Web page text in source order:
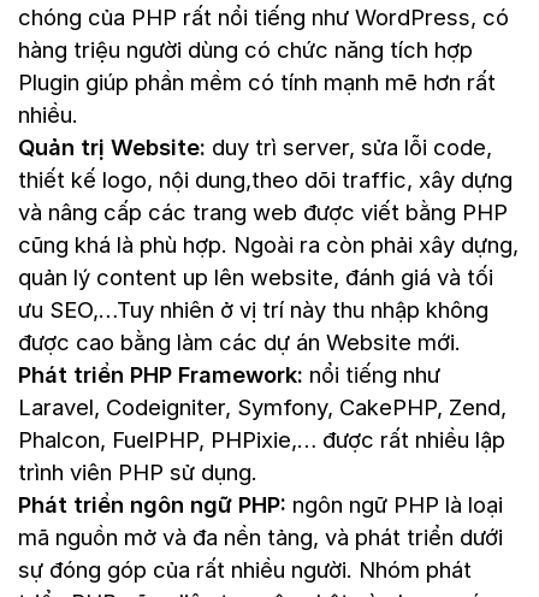
chóng của PHP rất nổi tiếng như WordPress, có
hàng triệu người dùng có chức năng tích hợp
Plugin giúp phần mềm có tính mạnh mẽ hơn rất
nhiều.
Quản trị Website: duy trì server, sửa lỗi code,
thiết kế logo, nội dung,theo dõi traffic, xây dựng
và nâng cấp các trang web được viết bằng PHP
cũng khá là phù hợp. Ngoài ra còn phải xây dựng,
quản lý content up lên website, đánh giá và tối
ưu SEO,…Tuy nhiên ở vị trí này thu nhập không
được cao bằng làm các dự án Website mới.
Phát triển PHP Framework: nổi tiếng như
Laravel, Codeigniter, Symfony, CakePHP, Zend,
Phalcon, FuelPHP, PHPixie,… được rất nhiều lập
trình viên PHP sử dụng.
Phát triển ngôn ngữ PHP: ngôn ngữ PHP là loại
mã nguồn mở và đa nền tảng, và phát triển dưới
sự đóng góp của rất nhiều người. Nhóm phát